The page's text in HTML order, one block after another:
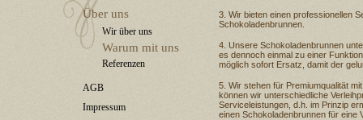
Über uns
Wir über uns
Warum mit uns
Referenzen
AGB
Impressum
Wir bieten einen professionellen
Schokoladenbrunnen.
Unsere Schokoladenbrunnen
es dennoch einmal zu einer
möglich sofort Ersatz, damit der
Wir stehen für Premiumqualität
können wir unterschiedliche
Serviceleistungen, d.h. im Prinzip
einen Schokoladenbrunnen für eine